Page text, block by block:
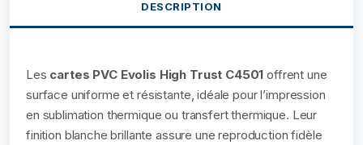
DESCRIPTION
Les cartes PVC Evolis High Trust C4501 offrent une
surface uniforme et résistante, idéale pour l’impression
en sublimation thermique ou transfert thermique. Leur
finition blanche brillante assure une reproduction fidèle